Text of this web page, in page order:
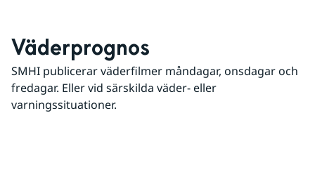
Väderprognos
SMHI publicerar väderfilmer måndagar, onsdagar och
fredagar. Eller vid särskilda väder- eller
varningssituationer.